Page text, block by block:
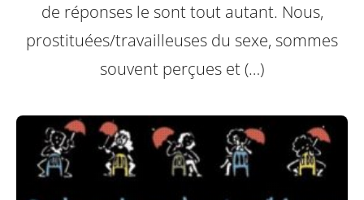
de réponses le sont tout autant. Nous,
prostituées/travailleuses du sexe, sommes
souvent perçues et (…)